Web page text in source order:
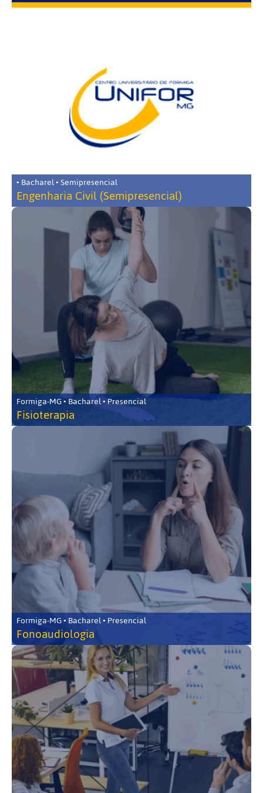
• Bacharel • Semipresencial
Engenharia Civil (Semipresencial)
Formiga-MG • Bacharel • Presencial
Fisioterapia
Formiga-MG • Bacharel • Presencial
Fonoaudiologia